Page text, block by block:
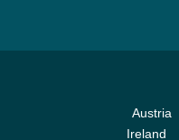
Austria
Ireland